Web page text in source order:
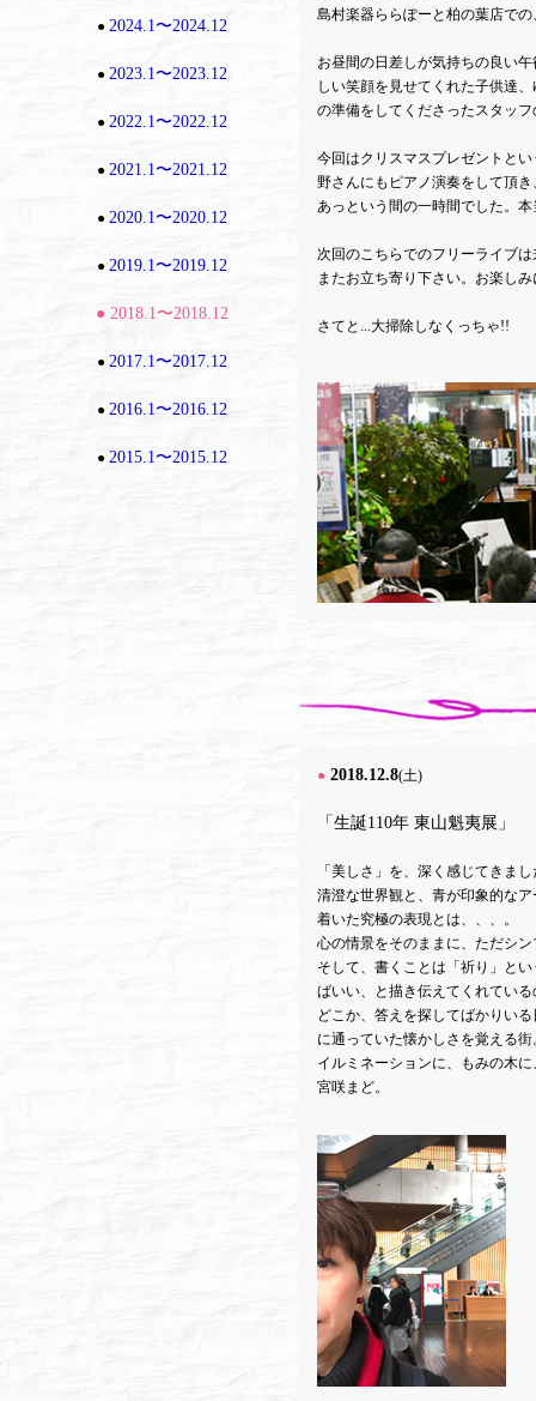
● 2024.1〜2024.12
● 2023.1〜2023.12
● 2022.1〜2022.12
● 2021.1〜2021.12
● 2020.1〜2020.12
● 2019.1〜2019.12
● 2018.1〜2018.12
● 2017.1〜2017.12
● 2016.1〜2016.12
● 2015.1〜2015.12
島村楽器ららぽーと柏の葉店で
お昼間の日差しが気持ちの良い
しい笑顔を見せてくれた子供達
の準備をしてくださったスタッ
今回はクリスマスプレゼントと
野さんにもピアノ演奏をして頂
あっという間の一時間でした。
次回のこちらでのフリーライブ
またお立ち寄り下さい。お楽しみ
さてと...大掃除しなくっちゃ!!
● 2018.12.8(土)
「生誕110年 東山魁夷展」
「美しさ」を、深く感じてきま
清澄な世界観と、青が印象的な
着いた究極の表現とは、、、。
心の情景をそのままに、ただシ
そして、書くことは「祈り」と
ばいい、と描き伝えてくれてい
どこか、答えを探してばかりい
に通っていた懐かしさを覚える
イルミネーションに、もみの木
宮咲まど。